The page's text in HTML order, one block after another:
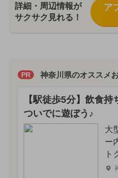
詳細・周辺情報が
サクサク見れる！
ア
PR 神奈川県のオススメ
【駅徒歩5分】飲食
ついでに遊ぼう♪
大
ー
ト